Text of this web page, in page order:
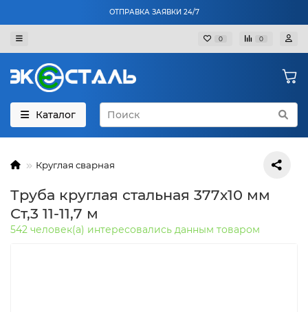
ОТПРАВКА ЗАЯВКИ 24/7
0 0
Каталог
Круглая сварная
Труба круглая стальная 377х10 мм
Ст,3 11-11,7 м
542 человек(а) интересовались данным товаром